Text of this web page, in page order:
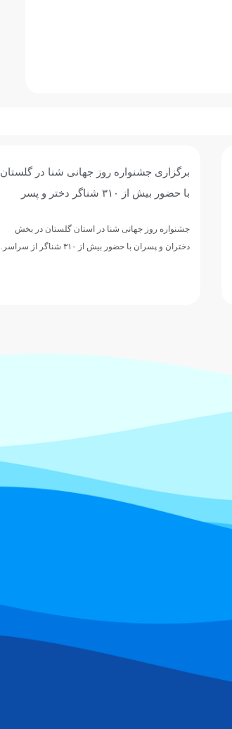
برگزاری جشنواره روز جهانی شنا در گلستان
با حضور بیش از ۳۱۰ شناگر دختر و پسر
جشنواره روز جهانی شنا در استان گلستان در بخش
دختران و پسران با حضور بیش از ۳۱۰ شناگر از سراسر…